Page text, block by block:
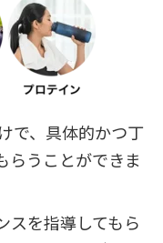
で、具体的かつ丁
らうことができま
スを指導してもら